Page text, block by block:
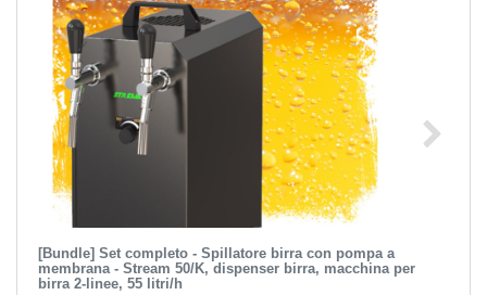
[Bundle] Set completo - Spillatore birra con pompa a
membrana - Stream 50/K, dispenser birra, macchina per
birra 2-linee, 55 litri/h